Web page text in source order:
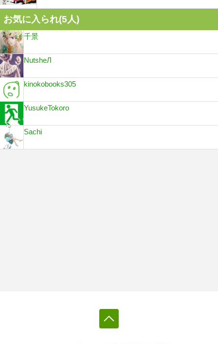
お気に入られ(5人)
千景
NutsheЛ
kinokobooks305
YusukeTokoro
Sachi